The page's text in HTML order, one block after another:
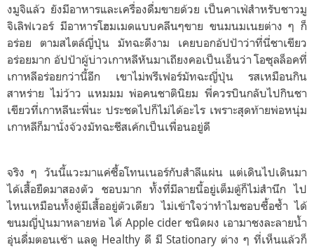
งมูจิแล้ว ยังมีอาหารและเครื่องดื่มขายด้วย เป็นคาเฟ่สำหรับชาวมู
จิเลิฟเวอร์ มีอาหารโฮมเมดแบบคลีนๆขาย ขนมนมเนยต่าง ๆ ก็
อร่อย ตามสไตล์ญี่ปุ่น มัทฉะดีงาม เคยบอกอ้ปป้าว่าที่นี่ชาเขียว
อร่อยมาก อ้ปป้าผู้บ่าวเกาหลีหันมาเถียงคอเป็นเอ็นว่า โอซุลล็อคที่
เกาหลีอร่อยกว่านี้อีก เขาไม่พรีเฟอร์มัทฉะญี่ปุ่น รสเหมือนกิน
สาหร่าย ไม่ว้าว แหมมม พ่อคนชาตินิยม พี่ควรบินกลับไปกินชา
เขียวที่เกาหลีนะพี่นะ ประชดไปก็ไม่ได้อะไร เพราะสุดท้ายพ่อหนุ่ม
เกาหลีก็มานั่งจ้วงมัทฉะชีสเค้กเป็นเพื่อนอยู่ดี
จริง ๆ วันนี้แวะมาแค่ซื้อโทนเนอร์กับสำลีแผ่น แต่เดินไปเดินมา
ได้เสื้อยืดมาสองตัว ชอบมาก ทั้งที่มีลายนี้อยู่เต็มตู้ก็ไม่สำนึก ไป
ไหนเหมือนทั้งตู้มีเสื้ออยู่ตัวเดียว ไม่เข้าใจว่าทำไมชอบซื้อซ้ำ ได้
ขนมญี่ปุ่นมาหลายห่อ ได้ Apple cider ชนิดผง เอามาชงละลายน้ำ
อุ่นดื่มตอนเช้า แลดู Healthy ดี มี Stationary ต่าง ๆ ที่เห็นแล้วก็